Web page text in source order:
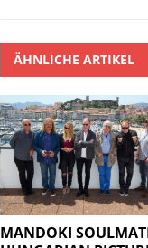
ÄHNLICHE ARTIKEL
MANDOKI